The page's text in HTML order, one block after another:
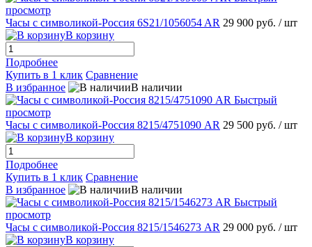
просмотр
Часы с символикой-Россия 6S21/1056054 AR 29 900 руб. / шт
В корзину
Подробнее
Купить в 1 клик Сравнение
В избранное
В наличии
Быстрый
просмотр
Часы с символикой-Россия 8215/4751090 AR 29 500 руб. / шт
В корзину
Подробнее
Купить в 1 клик Сравнение
В избранное
В наличии
Быстрый
просмотр
Часы с символикой-Россия 8215/1546273 AR 29 000 руб. / шт
В корзину